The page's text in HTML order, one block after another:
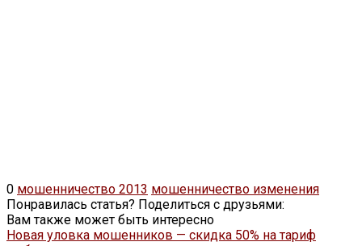
0 мошенничество 2013 мошенничество изменения
Понравилась статья? Поделиться с друзьями:
Вам также может быть интересно
Новая уловка мошенников — скидка 50% на тариф